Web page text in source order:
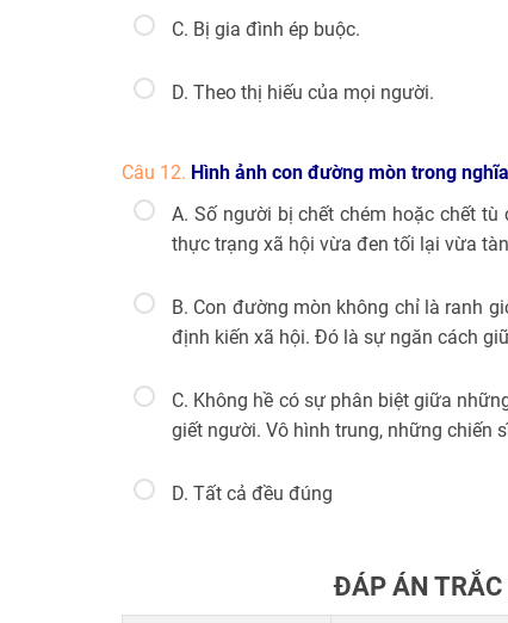
C. Bị gia đình ép buộc.
D. Theo thị hiếu của mọi người.
Câu 12. Hình ảnh con đường mòn trong
A. Số người bị chết chém hoặc chết
thực trạng xã hội vừa đen tối lại vừa
B. Con đường mòn không chỉ là ranh
định kiến xã hội. Đó là sự ngăn cách
C. Không hề có sự phân biệt giữa
giết người. Vô hình trung, những chiến
D. Tất cả đều đúng
ĐÁP ÁN TRẮC